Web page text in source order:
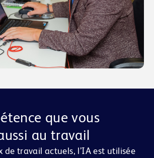
que vous
au travail
de travail actuels, l’IA est utilisée